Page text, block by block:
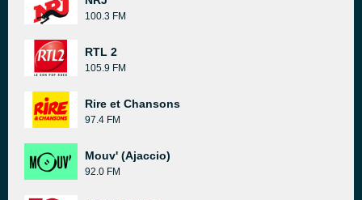
100.3 FM
RTL 2
105.9 FM
Rire et Chansons
97.4 FM
Mouv' (Ajaccio)
92.0 FM